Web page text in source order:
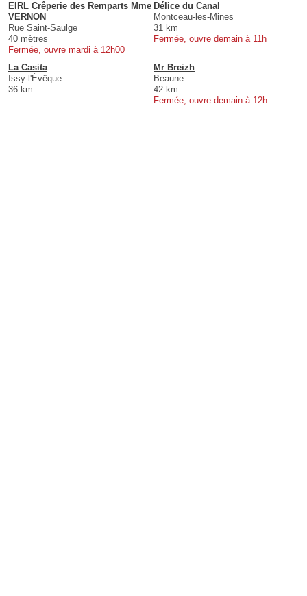
EIRL Crêperie des Remparts Mme
VERNON
Rue Saint-Saulge
40 mètres
Fermée, ouvre mardi à 12h00
Délice du Canal
Montceau-les-Mines
31 km
Fermée, ouvre demain à 11h
La Casita
Issy-l'Évêque
36 km
Mr Breizh
Beaune
42 km
Fermée, ouvre demain à 12h